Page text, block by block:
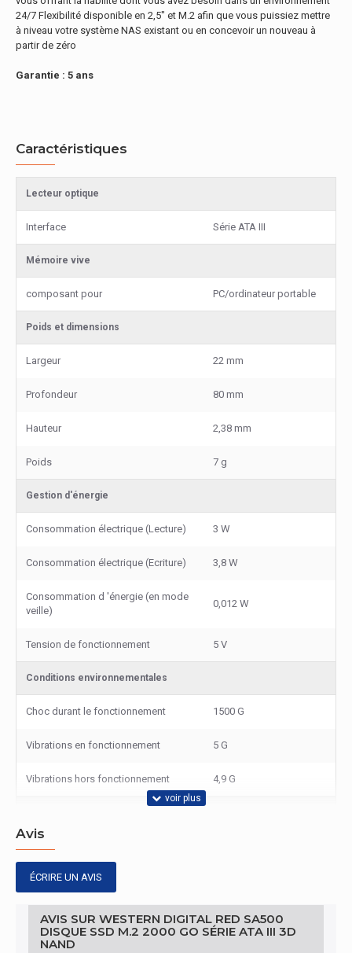
24/7 Flexibilité disponible en 2,5" et M.2 afin que vous puissiez mettre
à niveau votre système NAS existant ou en concevoir un nouveau à
partir de zéro
Garantie : 5 ans
Caractéristiques
Lecteur optique
Interface Série ATA III
Mémoire vive
composant pour PC/ordinateur portable
Poids et dimensions
Largeur 22 mm
Profondeur 80 mm
Hauteur 2,38 mm
Poids 7 g
Gestion d'énergie
Consommation électrique (Lecture) 3 W
Consommation électrique (Ecriture) 3,8 W
Consommation d 'énergie (en mode
veille)
0,012 W
Tension de fonctionnement 5 V
Conditions environnementales
Choc durant le fonctionnement 1500 G
Vibrations en fonctionnement 5 G
Vibrations hors fonctionnement 4,9 G
Température hors fonctionnement
Autres caractéristiques
Nom du produit
Avis
ÉCRIRE UN AVIS
AVIS SUR WESTERN DIGITAL RED SA500
DISQUE SSD M.2 2000 GO SÉRIE ATA III 3D
NAND